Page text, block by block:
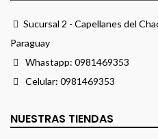
Sucursal 2 - Capellanes del
Paraguay
Whastapp: 0981469353
Celular: 0981469353
NUESTRAS TIENDAS